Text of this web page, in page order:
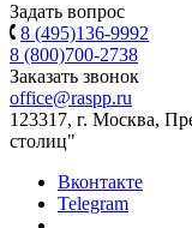
Задать вопрос
8 (495)136-9992
8 (800)700-2738
Заказать звонок
office@raspp.ru
123317, г. Москва,
столиц"
Вконтакте
Telegram